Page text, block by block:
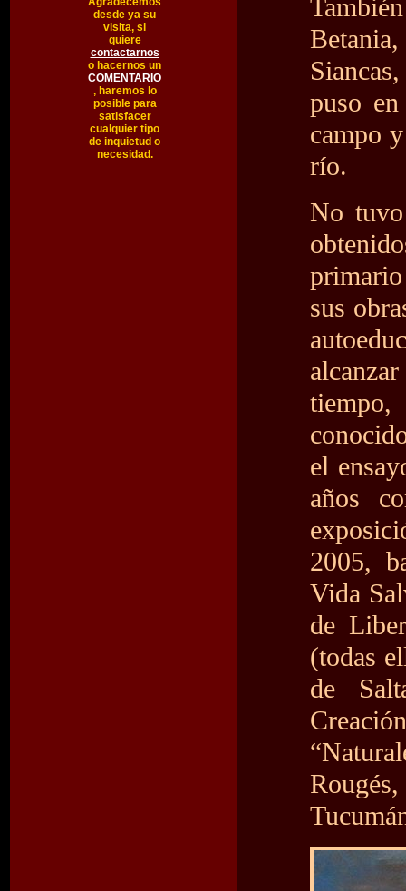
desde ya su
visita, si
quiere
contactarnos
o hacernos un
COMENTARIO
, haremos lo
posible para
satisfacer
cualquier tipo
de inquietud o
necesidad.
puso
campo
río.
No
sus
el
años
2005,
Vida
de
(todas
de